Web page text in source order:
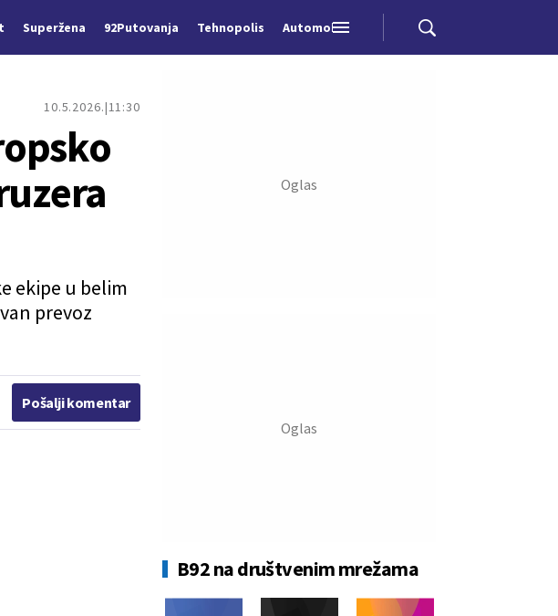
Superžena 92Putovanja Tehnopolis Automobili
10.5.2026. 11:30
ekipe u belim
prevoz
Pošalji komentar
B92 na društvenim mrežama